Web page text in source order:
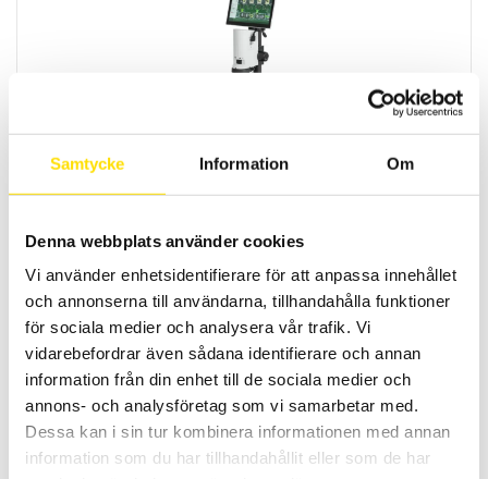
Samtycke Information Om
Denna webbplats använder cookies
Vi använder enhetsidentifierare för att anpassa innehållet
och annonserna till användarna, tillhandahålla funktioner
för sociala medier och analysera vår trafik. Vi
vidarebefordrar även sådana identifierare och annan
information från din enhet till de sociala medier och
annons- och analysföretag som vi samarbetar med.
Dessa kan i sin tur kombinera informationen med annan
information som du har tillhandahållit eller som de har
Kern OIV-2 Videomikroskop
En omfattande digital lösning för ökad bekvämhet vid utförande av
32,070.00KRPRISINTERVALL:
TILL